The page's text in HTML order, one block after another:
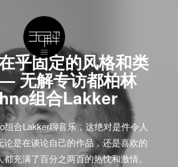
乎固定的风格和类
无解专访都柏林
组合Lakker
组合Lakker聊音乐，这绝对是件令人
论是在谈论自己的作品，还是喜欢的
充满了百分之两百的热忱和激情。